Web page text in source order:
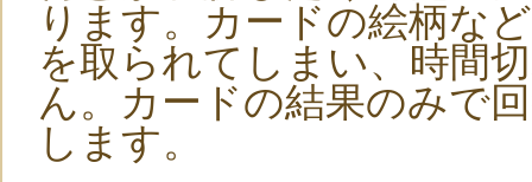
ります。カードの絵柄な
を取られてしまい、時間
ん。カードの結果のみで
します。